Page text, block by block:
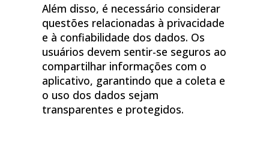
Além disso, é necessário considerar
questões relacionadas à privacidade
e à confiabilidade dos dados. Os
usuários devem sentir-se seguros ao
compartilhar informações com o
aplicativo, garantindo que a coleta e
o uso dos dados sejam
transparentes e protegidos.